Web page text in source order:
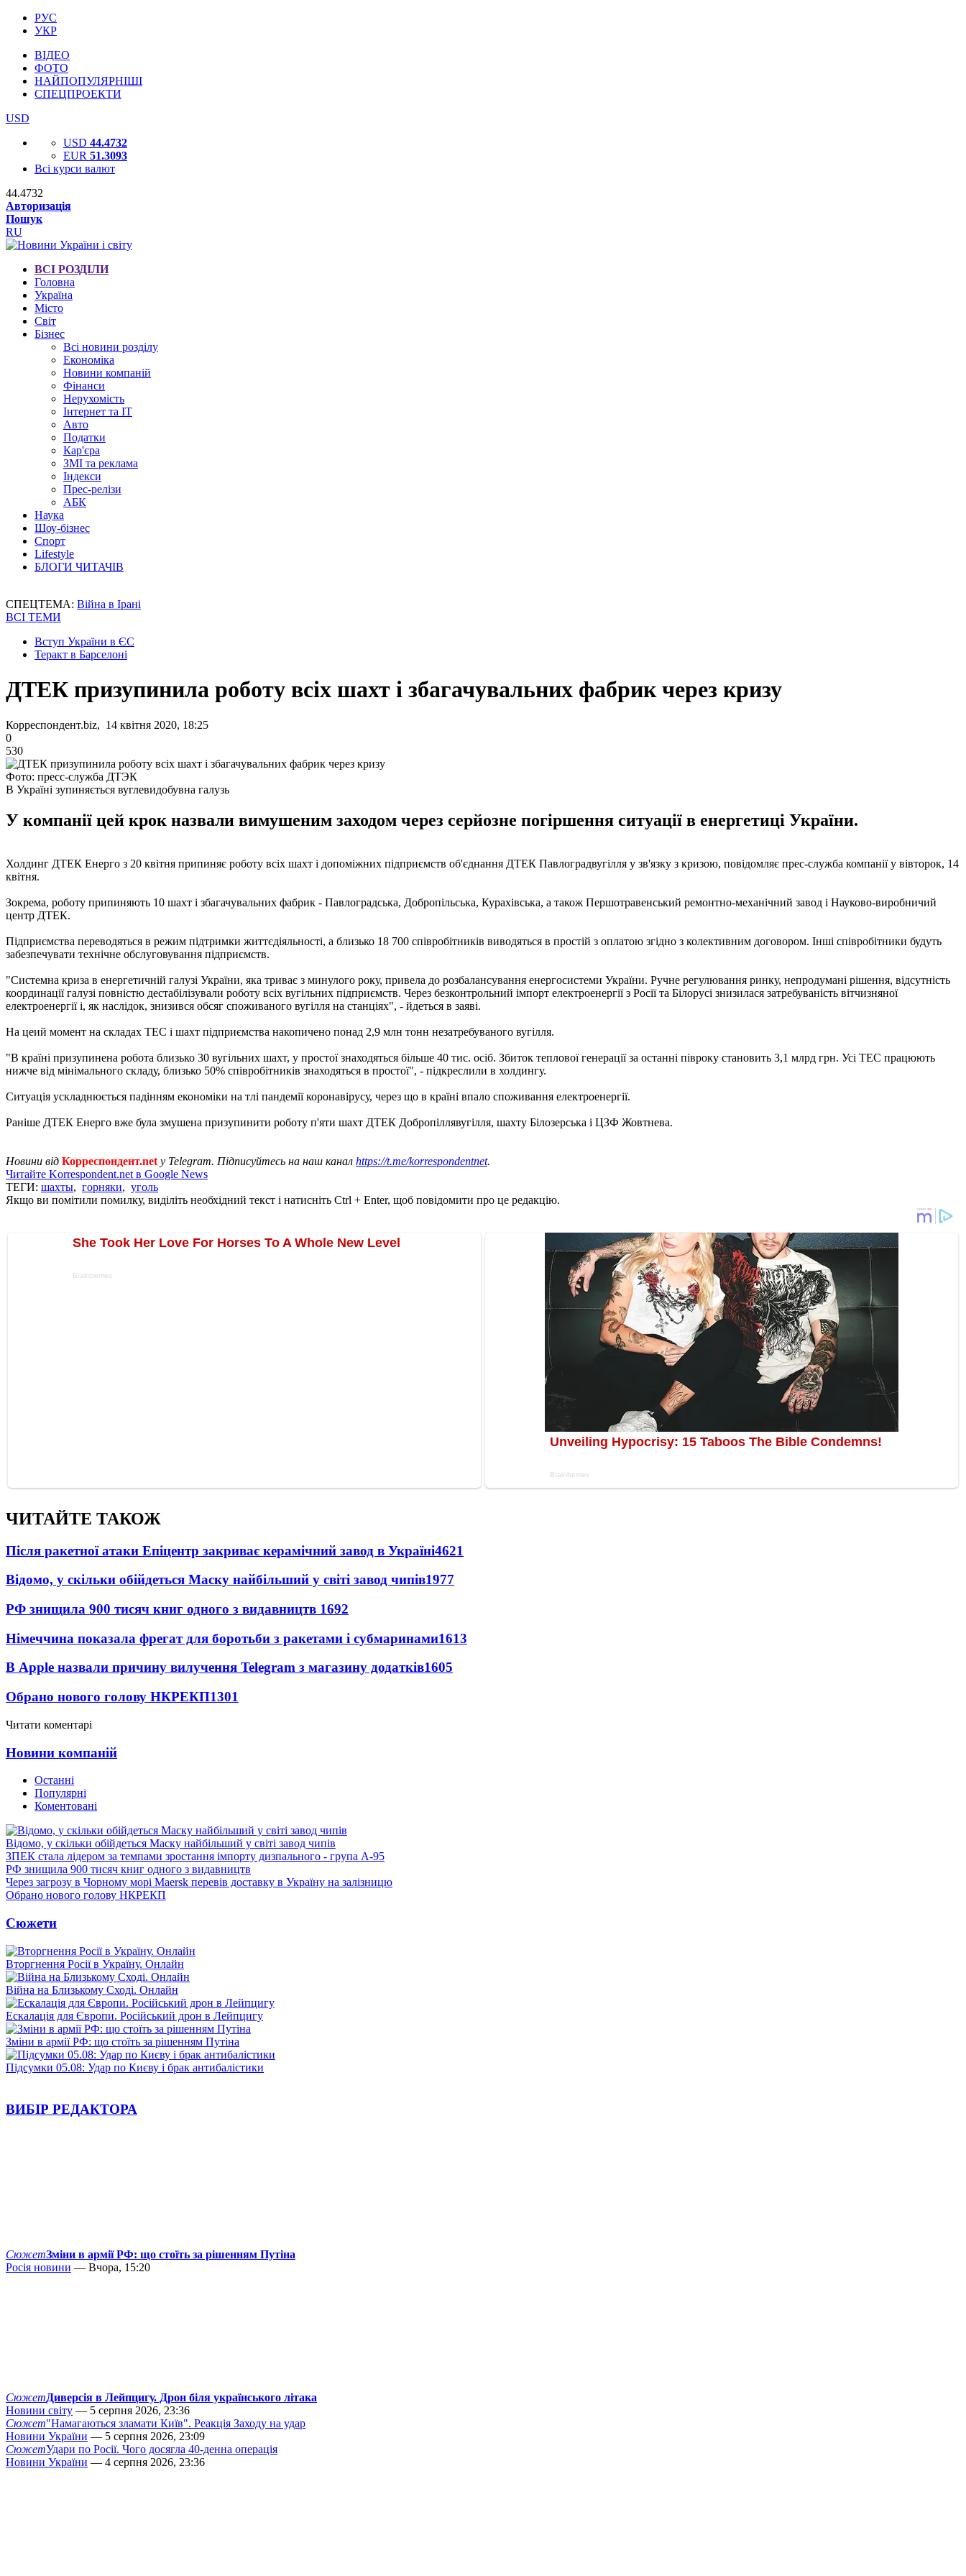
РУС
УКР
ВІДЕО
ФОТО
НАЙПОПУЛЯРНІШІ
СПЕЦПРОЕКТИ
USD
USD 44.4732
EUR 51.3093
Всі курси валют
44.4732
Авторизація
Пошук
RU
ВСІ РОЗДІЛИ
Головна
Україна
Місто
Світ
Бізнес
Всі новини розділу
Економіка
Новини компаній
Фінанси
Нерухомість
Інтернет та IT
Авто
Податки
Кар'єра
ЗМІ та реклама
Індекси
Прес-релізи
АБК
Наука
Шоу-бізнес
Спорт
Lifestyle
БЛОГИ ЧИТАЧІВ
СПЕЦТЕМА: Війна в Ірані
ВСІ ТЕМИ
Вступ України в ЄС
Теракт в Барселоні
ДТЕК призупинила роботу всіх шахт і збагачувальних фабрик через кризу
Корреспондент.biz, 14 квітня 2020, 18:25
0
530
Фото: пресс-служба ДТЭК
В Україні зупиняється вуглевидобувна галузь
У компанії цей крок назвали вимушеним заходом через серйозне погіршення ситуації в енергетиці України.
Холдинг ДТЕК Енерго з 20 квітня припиняє роботу всіх шахт і допоміжних підприємств об'єднання ДТЕК Павлоградвугілля у зв'язку з кризою, повідомляє прес-служба компанії у вівторок, 14
квітня.
Зокрема, роботу припиняють 10 шахт і збагачувальних фабрик - Павлоградська, Добропільська, Курахівська, а також Першотравенський ремонтно-механічний завод і Науково-виробничий
центр ДТЕК.
Підприємства переводяться в режим підтримки життєдіяльності, а близько 18 700 співробітників виводяться в простій з оплатою згідно з колективним договором. Інші співробітники будуть
забезпечувати технічне обслуговування підприємств.
"Системна криза в енергетичній галузі України, яка триває з минулого року, привела до розбалансування енергосистеми України. Ручне регулювання ринку, непродумані рішення, відсутність
координації галузі повністю дестабілізували роботу всіх вугільних підприємств. Через безконтрольний імпорт електроенергії з Росії та Білорусі знизилася затребуваність вітчизняної
електроенергії і, як наслідок, знизився обсяг споживаного вугілля на станціях", - йдеться в заяві.
На цеий момент на складах ТЕС і шахт підприємства накопичено понад 2,9 млн тонн незатребуваного вугілля.
"В країні призупинена робота близько 30 вугільних шахт, у простої знаходяться більше 40 тис. осіб. Збиток теплової генерації за останні півроку становить 3,1 млрд грн. Усі ТЕС працюють
нижче від мінімального складу, близько 50% співробітників знаходяться в простої", - підкреслили в холдингу.
Ситуація ускладнюється падінням економіки на тлі пандемії коронавірусу, через що в країні впало споживання електроенергії.
Раніше ДТЕК Енерго вже була змушена призупинити роботу п'яти шахт ДТЕК Добропіллявугілля, шахту Білозерська і ЦЗФ Жовтнева.
Новини від Корреспондент.net у Telegram. Підписуйтесь на наш канал https://t.me/korrespondentnet.
Читайте Korrespondent.net в Google News
ТЕГИ: шахты, горняки, уголь
Якщо ви помітили помилку, виділіть необхідний текст і натисніть Ctrl + Enter, щоб повідомити про це редакцію.
ЧИТАЙТЕ ТАКОЖ
Після ракетної атаки Епіцентр закриває керамічний завод в Україні4621
Відомо, у скільки обійдеться Маску найбільший у світі завод чипів1977
РФ знищила 900 тисяч книг одного з видавництв 1692
Німеччина показала фрегат для боротьби з ракетами і субмаринами1613
В Apple назвали причину вилучення Telegram з магазину додатків1605
Обрано нового голову НКРЕКП1301
Читати коментарі
Новини компаній
Останні
Популярні
Коментовані
Відомо, у скільки обійдеться Маску найбільший у світі завод чипів
ЗПЕК стала лідером за темпами зростання імпорту дизпального - група А-95
РФ знищила 900 тисяч книг одного з видавництв
Через загрозу в Чорному морі Maersk перевів доставку в Україну на залізницю
Обрано нового голову НКРЕКП
Сюжети
Вторгнення Росії в Україну. Онлайн
Війна на Близькому Сході. Онлайн
Ескалація для Європи. Російський дрон в Лейпцигу
Зміни в армії РФ: що стоїть за рішенням Путіна
Підсумки 05.08: Удар по Києву і брак антибалістики
ВИБІР РЕДАКТОРА
СюжетЗміни в армії РФ: що стоїть за рішенням Путіна
Росія новини — Вчора, 15:20
СюжетДиверсія в Лейпцигу. Дрон біля українського літака
Новини світу — 5 серпня 2026, 23:36
Сюжет"Намагаються зламати Київ". Реакція Заходу на удар
Новини України — 5 серпня 2026, 23:09
СюжетУдари по Росії. Чого досягла 40-денна операція
Новини України — 4 серпня 2026, 23:36